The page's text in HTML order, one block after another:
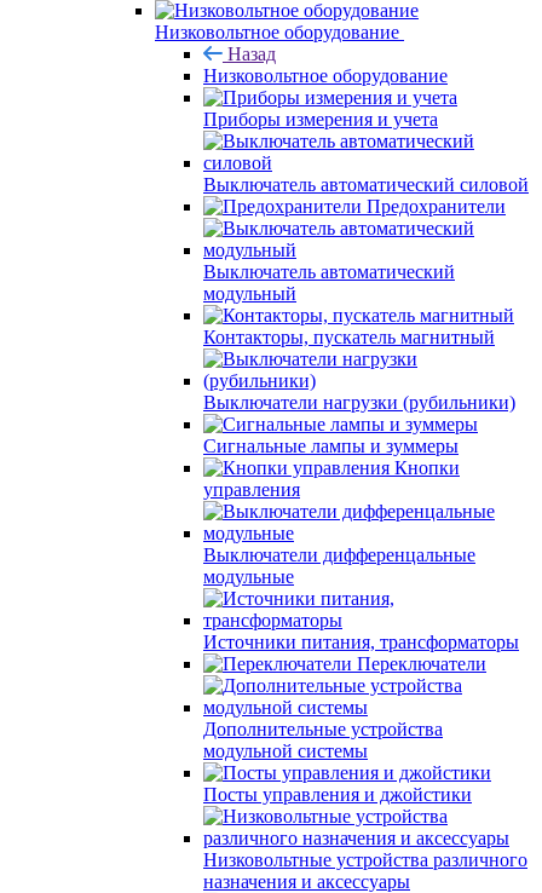
Низковольтное оборудование
Назад
Низковольтное оборудование
Приборы измерения и учета
Выключатель автоматический силовой
Предохранители
Выключатель автоматический
модульный
Контакторы, пускатель магнитный
Выключатели нагрузки (рубильники)
Сигнальные лампы и зуммеры
Кнопки
управления
Выключатели дифференцальные
модульные
Источники питания, трансформаторы
Переключатели
Дополнительные устройства
модульной системы
Посты управления и джойстики
Низковольтные устройства различного
назначения и аксессуары